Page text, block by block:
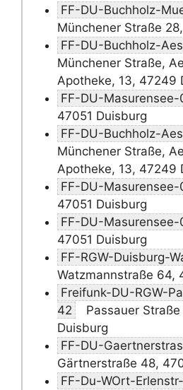
FF-DU-Buchholz-
Münchener Straße
FF-DU-Buchholz-
Münchener Straße,
Apotheke, 13, 47249
FF-DU-Masurensee-
47051 Duisburg
FF-DU-Buchholz-
Münchener Straße,
Apotheke, 13, 47249
FF-DU-Masurensee-
47051 Duisburg
FF-DU-Masurensee-
47051 Duisburg
FF-RGW-Duisburg-
Watzmannstraße 64,
Freifunk-DU-RGW-
42
Passauer
Duisburg
FF-DU-
Gärtnerstraße 48,
FF-Du-WOrt-